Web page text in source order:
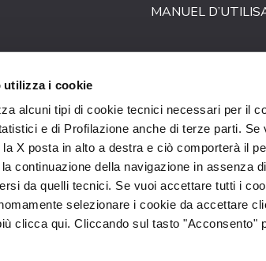
utilizza i cookie
alcuni tipi di cookie tecnici necessari per il
e di Profilazione anche di terze parti.
la X posta in alto a destra e ciò comporterà il
continuazione della navigazione in assenza
da quelli tecnici. Se vuoi accettare tutti i
selezionare i cookie da accettare
clicca qui. Cliccando sul tasto "Acconsento"
MANUEL
Tel. +39 0577-6501 Fax
P.I. 01010530523 – C.F.
N° REA 13954 – Cap.
FOLLOW